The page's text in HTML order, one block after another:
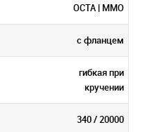
OCTA | MMO
с фланцем
гибкая при
кручении
340 / 20000